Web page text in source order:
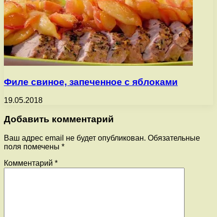
Филе свиное, запеченное с яблоками
19.05.2018
Добавить комментарий
Ваш адрес email не будет опубликован. Обязательные
поля помечены *
Комментарий *